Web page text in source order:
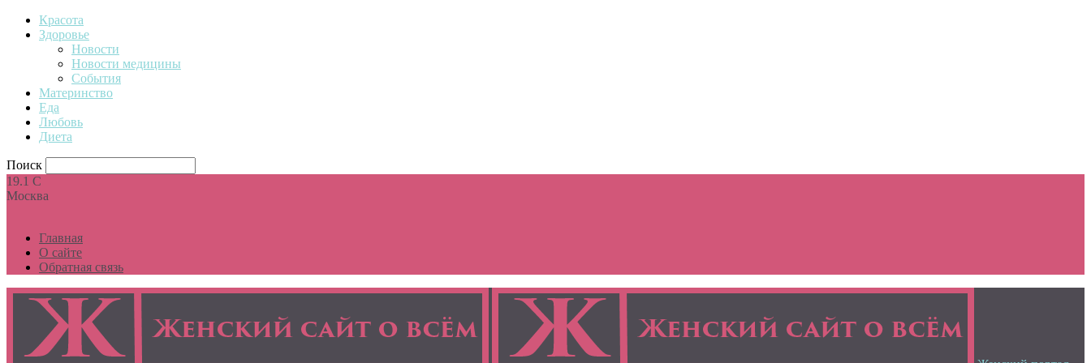
Красота
Здоровье
Новости
Новости медицины
События
Материнство
Еда
Любовь
Диета
Поиск
19.1 C
Москва
Главная
О сайте
Обратная связь